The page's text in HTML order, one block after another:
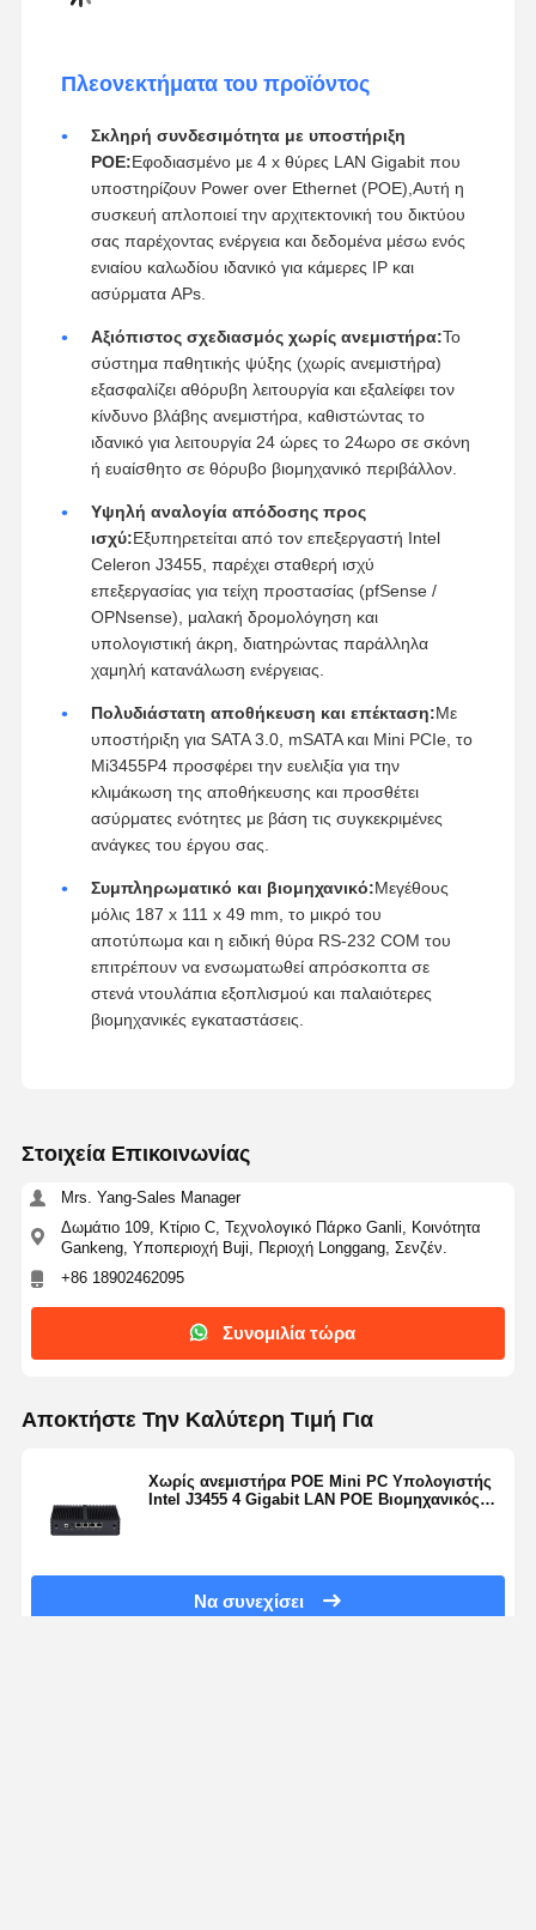
Πλεονεκτήματα του προϊόντος
Σκληρή συνδεσιμότητα με υποστήριξη
POE:Εφοδιασμένο με 4 x θύρες LAN Gigabit που
υποστηρίζουν Power over Ethernet (POE),Αυτή η
συσκευή απλοποιεί την αρχιτεκτονική του δικτύου
σας παρέχοντας ενέργεια και δεδομένα μέσω ενός
ενιαίου καλωδίου ιδανικό για κάμερες IP και
ασύρματα APs.
Αξιόπιστος σχεδιασμός χωρίς ανεμιστήρα:Το
σύστημα παθητικής ψύξης (χωρίς ανεμιστήρα)
εξασφαλίζει αθόρυβη λειτουργία και εξαλείφει τον
κίνδυνο βλάβης ανεμιστήρα, καθιστώντας το
ιδανικό για λειτουργία 24 ώρες το 24ωρο σε σκόνη
ή ευαίσθητο σε θόρυβο βιομηχανικό περιβάλλον.
Υψηλή αναλογία απόδοσης προς
ισχύ:Εξυπηρετείται από τον επεξεργαστή Intel
Celeron J3455, παρέχει σταθερή ισχύ
επεξεργασίας για τείχη προστασίας (pfSense /
OPNsense), μαλακή δρομολόγηση και
υπολογιστική άκρη, διατηρώντας παράλληλα
χαμηλή κατανάλωση ενέργειας.
Πολυδιάστατη αποθήκευση και επέκταση:Με
υποστήριξη για SATA 3.0, mSATA και Mini PCIe, το
Mi3455P4 προσφέρει την ευελιξία για την
κλιμάκωση της αποθήκευσης και προσθέτει
ασύρματες ενότητες με βάση τις συγκεκριμένες
ανάγκες του έργου σας.
Συμπληρωματικό και βιομηχανικό:Μεγέθους
μόλις 187 x 111 x 49 mm, το μικρό του
αποτύπωμα και η ειδική θύρα RS-232 COM του
επιτρέπουν να ενσωματωθεί απρόσκοπτα σε
στενά ντουλάπια εξοπλισμού και παλαιότερες
βιομηχανικές εγκαταστάσεις.
Στοιχεία Επικοινωνίας
Mrs. Yang-Sales Manager
Δωμάτιο 109, Κτίριο C, Τεχνολογικό Πάρκο Ganli, Κοινότητα
Gankeng, Υποπεριοχή Buji, Περιοχή Longgang, Σενζέν.
+86 18902462095
Συνομιλία τώρα
Αποκτήστε Την Καλύτερη Τιμή Για
Χωρίς ανεμιστήρα POE Mini PC Υπολογιστής
Intel J3455 4 Gigabit LAN POE Βιομηχανικός
Να συνεχίσει